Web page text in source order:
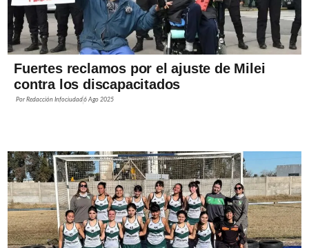
Fuertes reclamos por el ajuste de Milei
contra los discapacitados
PorRedacción Infociudad6 Ago 2025